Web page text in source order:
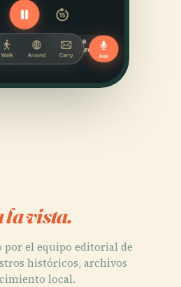
la vista.
por el equipo editorial de
históricos, archivos
local.